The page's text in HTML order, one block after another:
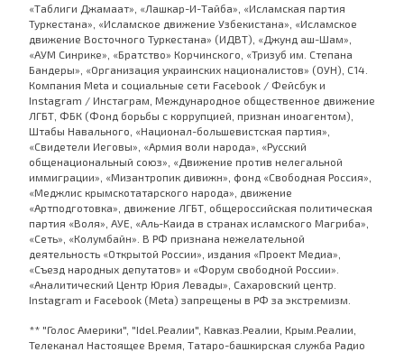
«Таблиги Джамаат», «Лашкар-И-Тайба», «Исламская партия
Туркестана», «Исламское движение Узбекистана», «Исламское
движение Восточного Туркестана» (ИДВТ), «Джунд аш-Шам»,
«АУМ Синрике», «Братство» Корчинского, «Тризуб им. Степана
Бандеры», «Организация украинских националистов» (ОУН), С14.
Компания Meta и социальные сети Facebook / Фейсбук и
Instagram / Инстаграм, Международное общественное движение
ЛГБТ, ФБК (Фонд борьбы с коррупцией, признан иноагентом),
Штабы Навального, «Национал-большевистская партия»,
«Свидетели Иеговы», «Армия воли народа», «Русский
общенациональный союз», «Движение против нелегальной
иммиграции», «Мизантропик дивижн», фонд «Свободная Россия»,
«Меджлис крымскотатарского народа», движение
«Артподготовка», движение ЛГБТ, общероссийская политическая
партия «Воля», АУЕ, «Аль-Каида в странах исламского Магриба»,
«Сеть», «Колумбайн». В РФ признана нежелательной
деятельность «Открытой России», издания «Проект Медиа»,
«Съезд народных депутатов» и «Форум свободной России».
«Аналитический Центр Юрия Левады», Сахаровский центр.
Instagram и Facebook (Metа) запрещены в РФ за экстремизм.
** "Голос Америки", "Idel.Реалии", Кавказ.Реалии, Крым.Реалии,
Телеканал Настоящее Время, Татаро-башкирская служба Радио